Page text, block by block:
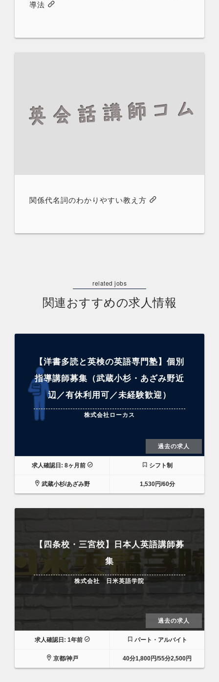
導法
関係代名詞のわかりやすい教え方
関連おすすめの求人情報
【洋書多読と英検の英語専門塾】個別
指導講師募集（武蔵小杉・あざみ野近
辺／有休利用可／未経験歓迎）
株式会社ローカス
過去の求人
求人確認日: 8ヶ月前 シフト制
武蔵小杉/あざみ野 1,530円/60分
【四条校・三宮校】日本人英語講師募
集
株式会社 日米英語学院
過去の求人
求人確認日: 1年前 パート・アルバイト
京都/神戸 40分1,800円/55分2,500円